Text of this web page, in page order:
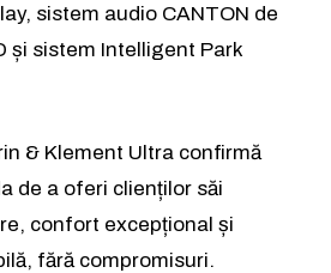
sistem audio CANTON de
și sistem Intelligent Park
& Klement Ultra confirmă
de a oferi clienților săi
confort excepțional și
fără compromisuri.